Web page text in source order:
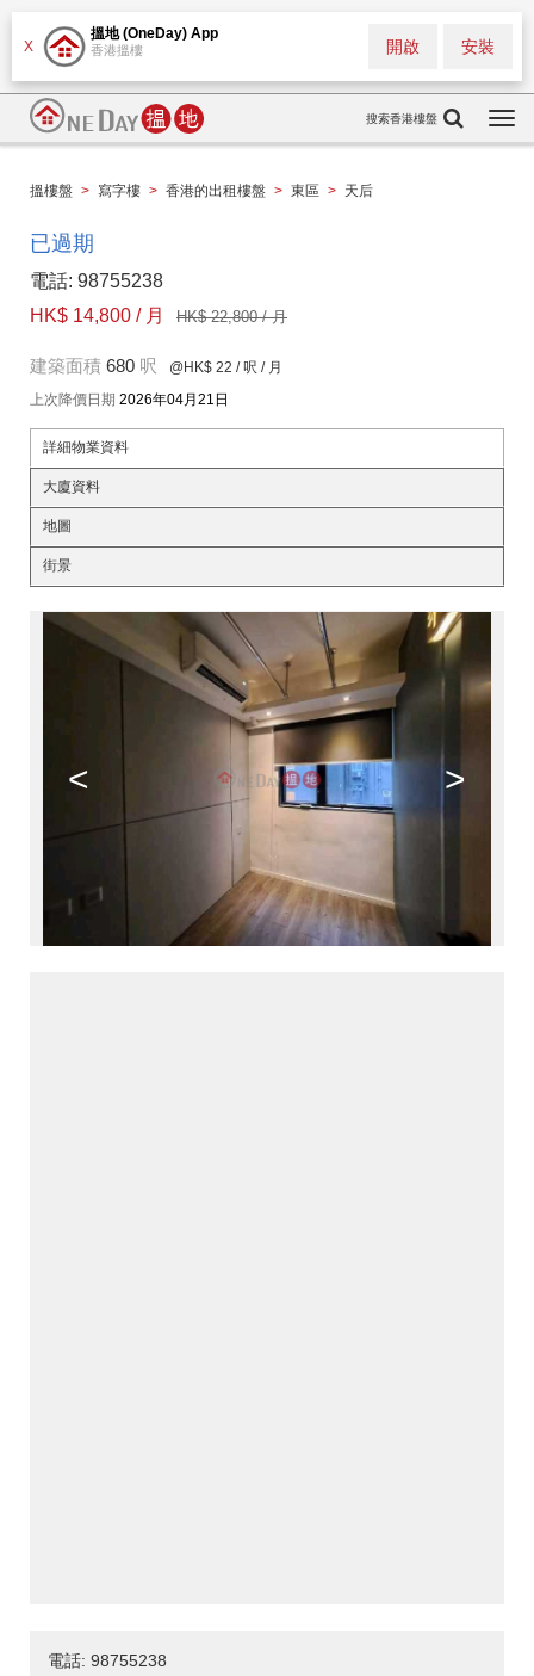
X
搵地 (OneDay) App
香港搵樓 安裝
開啟
搜索香港樓盤
搵樓盤 > 寫字樓 > 香港的出租樓盤 > 東區 > 天后
已過期
電話: 98755238
HK$ 14,800 / 月
HK$ 22,800 / 月
建築面積 680 呎 @HK$ 22 / 呎 / 月
上次降價日期 2026年04月21日
詳細物業資料
大廈資料
地圖
街景
< >
電話: 98755238